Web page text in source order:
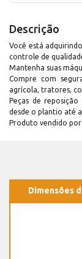
Descrição
Você está
controle de
Mantenha suas
Compre com
agrícola, tratores,
Peças de
desde o plantio até
Produto vendido
Dimensões